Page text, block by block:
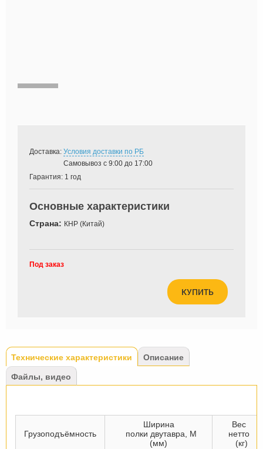
Доставка: Условия доставки по РБ
Самовывоз с 9:00 до 17:00
Гарантия: 1 год
Основные характеристики
Страна: КНР (Китай)
КУПИТЬ
Под заказ
Tabs
Технические характеристики (активная
вкладка)
Описание
Файлы, видео
Грузоподъёмность
Ширина
полки двутавра, М
(мм)
Вес
нетто
(кг)